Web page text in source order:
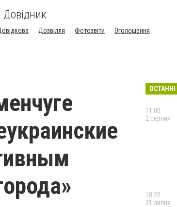
Довідник
Дозвілля Фотозвіти
Оголошення
11:00
2 серпня
18:22
31 липня